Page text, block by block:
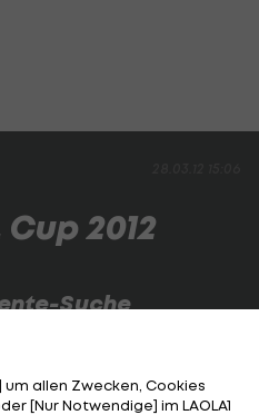
Cup 2012
Suche
P.S.K. Cup 2012 am
allen Zwecken, Cookies
[Nur Notwendige] im LAOLA1